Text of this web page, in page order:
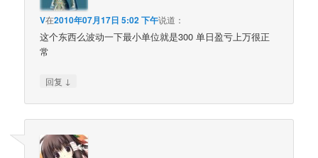
V在2010年07月17日 5:02 下午说道：
这个东西么波动一下最小单位就是300 单日盈亏上万很正
常
回复 ↓